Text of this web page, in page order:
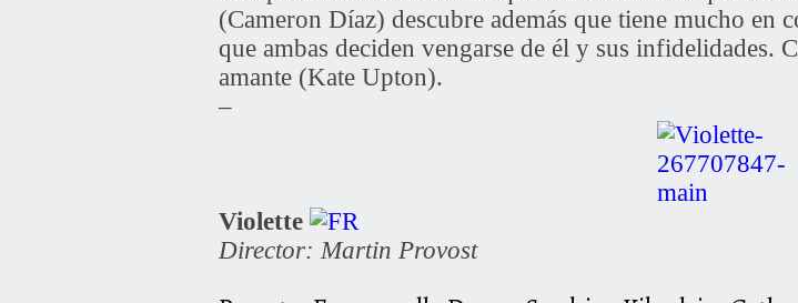
(Cameron Díaz) descubre además que tiene mucho en
que ambas deciden vengarse de él y sus infidelidades.
amante (Kate Upton).
–
Violette
Director: Martin Provost